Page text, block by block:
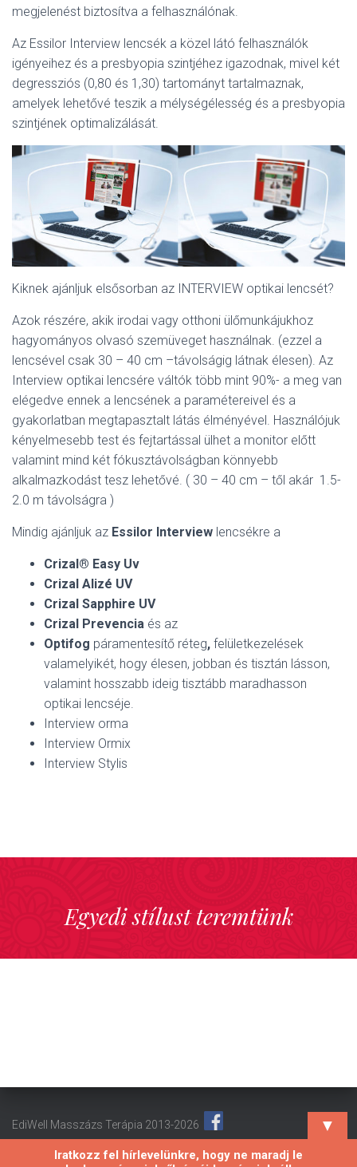
megjelenést biztosítva a felhasználónak.
Az Essilor Interview lencsék a közel látó felhasználók
igényeihez és a presbyopia szintjéhez igazodnak, mivel két
degressziós (0,80 és 1,30) tartományt tartalmaznak,
amelyek lehetővé teszik a mélységélesség és a presbyopia
szintjének optimalizálását.
Kiknek ajánljuk elsősorban az INTERVIEW optikai lencsét?
Azok részére, akik irodai vagy otthoni ülőmunkájukhoz
hagyományos olvasó szemüveget használnak. (ezzel a
lencsével csak 30 – 40 cm –távolságig látnak élesen). Az
Interview optikai lencsére váltók több mint 90%- a meg van
elégedve ennek a lencsének a paramétereivel és a
gyakorlatban megtapasztalt látás élményével. Használójuk
kényelmesebb test és fejtartással ülhet a monitor előtt
valamint mind két fókusztávolságban könnyebb
alkalmazkodást tesz lehetővé. ( 30 – 40 cm – től akár 1.5-
2.0 m távolságra )
Mindig ajánljuk az Essilor Interview lencsékre a
Crizal® Easy Uv
Crizal Alizé UV
Crizal Sapphire UV
Crizal Prevencia és az
Optifog páramentesítő réteg, felületkezelések
valamelyikét, hogy élesen, jobban és tisztán lásson,
valamint hosszabb ideig tisztább maradhasson
optikai lencséje.
Interview orma
Interview Ormix
Interview Stylis
Egyedi stílust teremtünk
EdiWell Masszázs Terápia 2013-2026 ▼
Iratkozz fel hírlevelünkre, hogy ne maradj le